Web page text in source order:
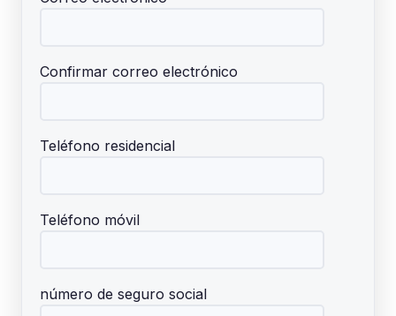
Confirmar correo electrónico
Teléfono residencial
Teléfono móvil
número de seguro social